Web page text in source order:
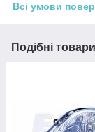
Всі умови
Подібні